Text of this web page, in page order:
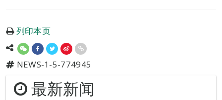
列印本页
NEWS-1-5-774945
最新新闻